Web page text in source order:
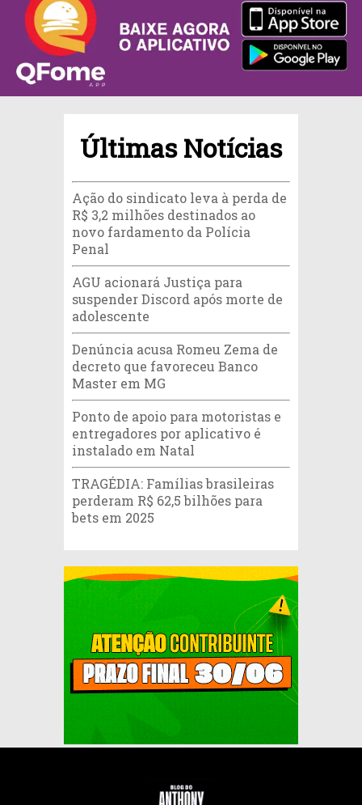
Últimas Notícias
Ação do sindicato leva à perda de
R$ 3,2 milhões destinados ao
novo fardamento da Polícia
Penal
AGU acionará Justiça para
suspender Discord após morte de
adolescente
Denúncia acusa Romeu Zema de
decreto que favoreceu Banco
Master em MG
Ponto de apoio para motoristas e
entregadores por aplicativo é
instalado em Natal
TRAGÉDIA: Famílias brasileiras
perderam R$ 62,5 bilhões para
bets em 2025